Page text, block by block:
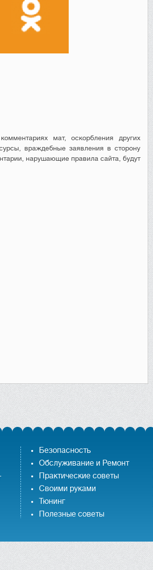
мат, оскорбления других
враждебные заявления в сторону
нарушающие правила сайта, будут
Безопасность
Обслуживание и Ремонт
Практические советы
Своими руками
Тюнинг
Полезные советы